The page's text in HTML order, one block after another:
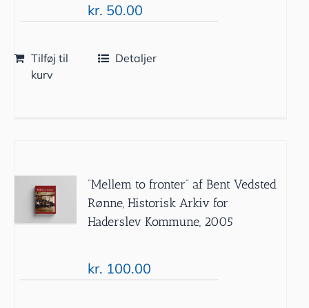
kr. 50.00
Tilføj til
kurv
Detaljer
”Mellem to fronter” af Bent Vedsted
Rønne, Historisk Arkiv for
Haderslev Kommune, 2005
kr. 100.00